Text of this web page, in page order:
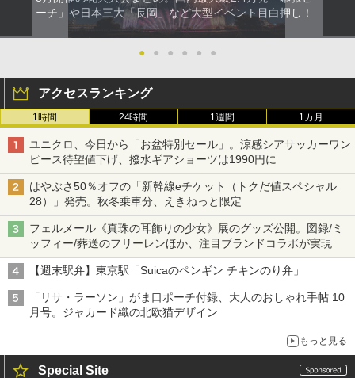
ーチ」や日本三大「長岡」など大型イベント目白押し！
● ● ● ● ● ●
アクセスランキング
1時間 24時間 1週間 1カ月
ユニクロ、今日から「お盆特別セール」。涼感シアサッカーワン
ピース待望値下げ、撥水ギアショーツは1990円に
はやぶさ50％オフの「新幹線eチケット（トクだ値スペシャル
28）」発売。秋冬乗車分、えきねっと限定
フェルメール《真珠の耳飾りの少女》展のグッズ公開。図録/ミ
ッフィー/葬送のフリーレンほか、注目ブランドコラボが実現
【週末駅弁】東京駅「Suicaのペンギン チキンのり弁」
「リサ・ラーソン」がま口ポーチ付録、大人のおしゃれ手帖 10
月号。ジャカード織の北欧猫デザイン
もっと見る
Special Site